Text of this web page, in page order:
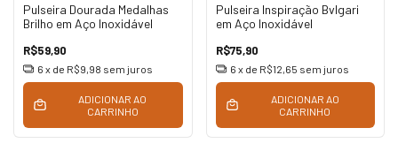
Pulseira Dourada Medalhas
Brilho em Aço Inoxidável
R$59,90
6 x de R$9,98 sem juros
ADICIONAR AO
CARRINHO
Pulseira Inspiração Bvlgari
em Aço Inoxidável
R$75,90
6 x de R$12,65 sem juros
ADICIONAR AO
CARRINHO